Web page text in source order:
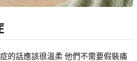
的話應該很溫柔 他們不需要假裝痛